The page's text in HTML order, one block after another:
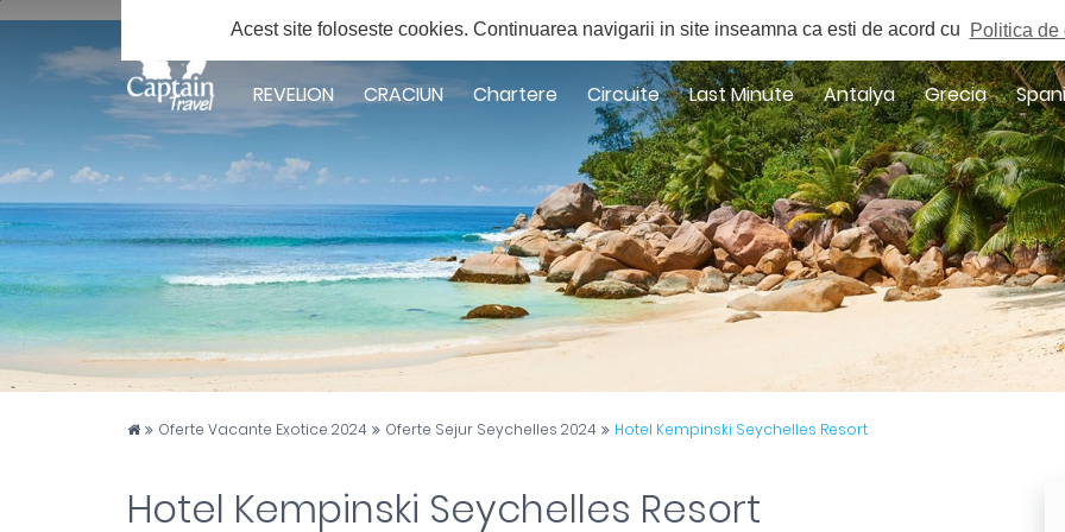
Acest site foloseste cookies.Continuarea navigarii in site inseamna ca esti de acord cu Politica de
Captain Travel
Oferte Vacante Exotice 2024 Oferte Sejur Seychelles 2024 Hotel Kempinski Seychelles Resort
Hotel Kempinski Seychelles Resort
Plus
Solicita oferta
REVELION CRACIUN Chartere Circuite Last Minute Antalya Grecia